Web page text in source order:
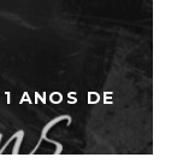
ANOS DE